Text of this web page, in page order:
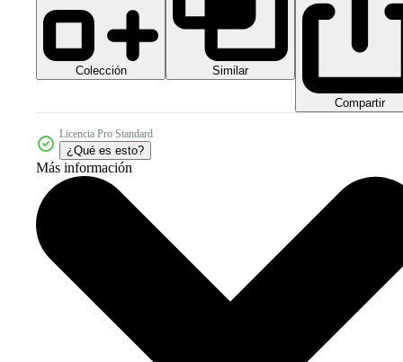
Colección Similar
Compartir
Licencia Pro Standard
¿Qué es esto?
Más información